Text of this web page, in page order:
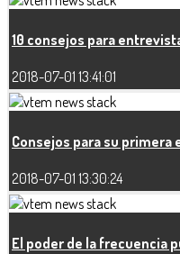
10 consejos para
2018-07-01 13:41:01
Consejos para su
2018-07-01 13:30:24
El poder de la frecuencia